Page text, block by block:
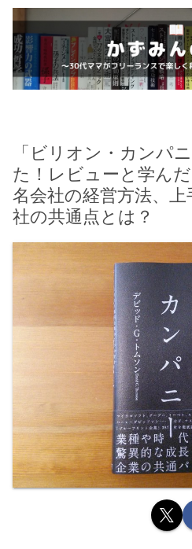
「ビリオン・カンパ
た！レビューと学ん
名会社の経営方法、
社の共通点とは？